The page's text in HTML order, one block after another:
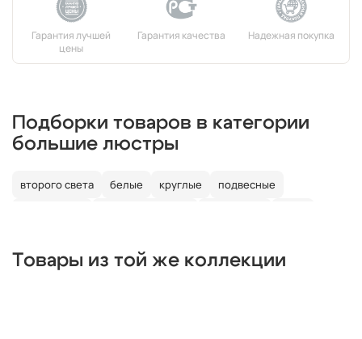
Подборки товаров в категории
большие люстры
второго света белые круглые
подвесные
Товары из той же коллекции